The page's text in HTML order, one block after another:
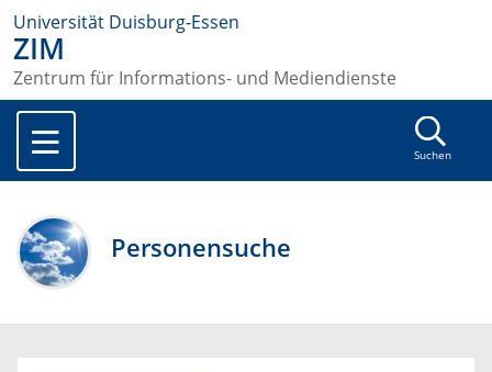
Universität Duisburg-Essen
ZIM
Zentrum für Informations- und Mediendienste
Suchen
Personensuche